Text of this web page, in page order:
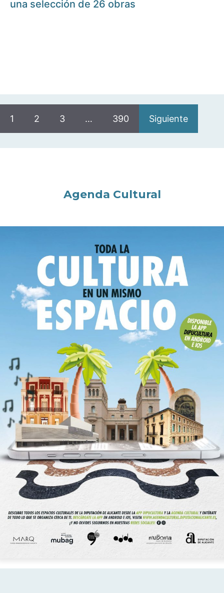
una selección de 26 obras
1 2 3 … 390 Siguiente
Agenda Cultural